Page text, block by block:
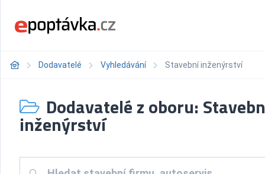
Dodavatelé Vyhledávání Stavební inženýrství
Dodavatelé z oboru:
inženýrství